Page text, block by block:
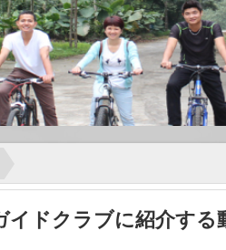
イドクラブに紹介する